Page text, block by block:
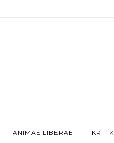
ANIMAE LIBERAE KRITIK